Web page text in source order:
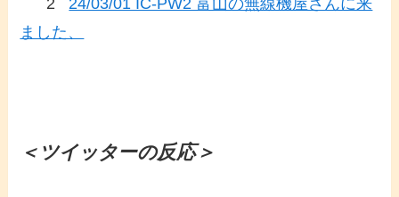
ました、
＜ツイッターの反応＞